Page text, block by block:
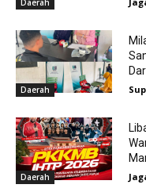
Daerah
Daerah